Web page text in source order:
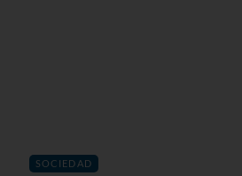
SOCIEDAD